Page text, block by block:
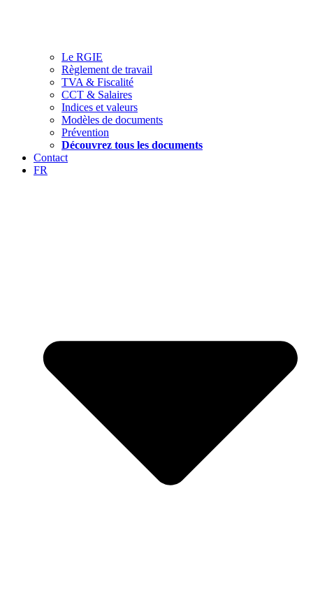
Le RGIE
Règlement de travail
TVA & Fiscalité
CCT & Salaires
Indices et valeurs
Modèles de documents
Prévention
Découvrez tous les documents
Contact
FR